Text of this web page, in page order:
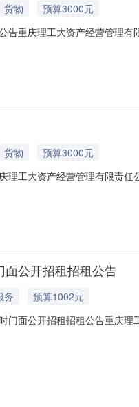
货物
预算3000元
告重庆理工大资产经营管理
3,000.00二、竞买方要求（参
货物
预算3000元
理工大资产经营管理有限责
二、竞买方要求（参加本项
公开招租招租公告
务
预算1002元
门面公开招租招租公告重庆
时长底价小计(元)目录：其